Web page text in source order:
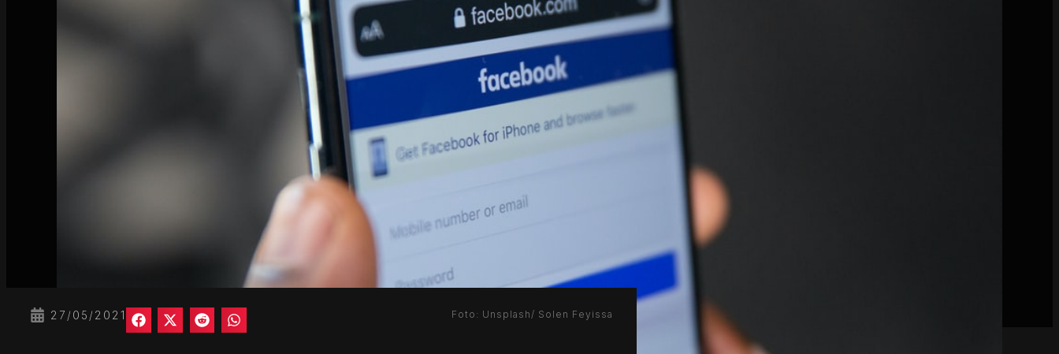
27/05/2021 Foto: Unsplash/ Solen Feyissa